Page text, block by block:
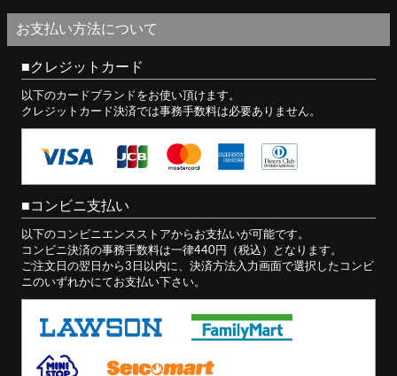
お支払い方法について
クレジットカード
以下のカードブランドをお使い頂けます。
クレジットカード決済では事務手数料は必要ありません。
コンビニ支払い
以下のコンビニエンスストアからお支払いが可能です。
コンビニ決済の事務手数料は一律440円（税込）となります。
ご注文日の翌日から3日以内に、決済方法入力画面で選択したコンビ
ニのいずれかにてお支払い下さい。